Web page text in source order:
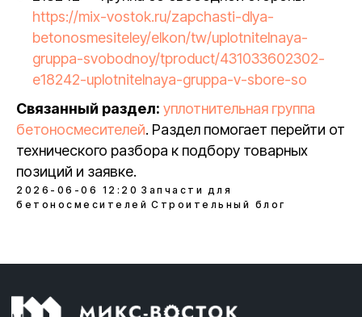
https://mix-vostok.ru/zapchasti-dlya-
betonosmesiteley/elkon/tw/uplotnitelnaya-
gruppa-svobodnoy/tproduct/431033602302-
e18242-uplotnitelnaya-gruppa-v-sbore-so
Связанный раздел: уплотнительная группа
бетоносмесителей. Раздел помогает перейти от
технического разбора к подбору товарных
позиций и заявке.
2026-06-06 12:20 Запчасти для
бетоносмесителей Строительный блог